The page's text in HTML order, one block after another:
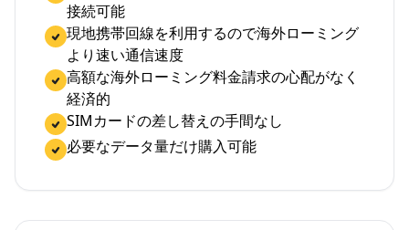
接続可能
現地携帯回線を利用するので海外ローミング
より速い通信速度
高額な海外ローミング料金請求の心配がなく
経済的
SIMカードの差し替えの手間なし
必要なデータ量だけ購入可能